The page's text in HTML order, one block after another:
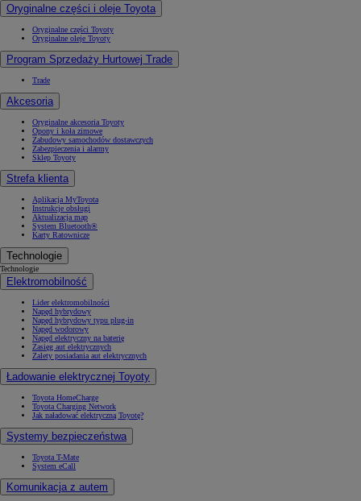
Oryginalne części i oleje Toyota
Oryginalne części Toyoty
Oryginalne oleje Toyoty
Program Sprzedaży Hurtowej Trade
Trade
Akcesoria
Oryginalne akcesoria Toyoty
Opony i koła zimowe
Zabudowy samochodów dostawczych
Zabezpieczenia i alarmy
Sklep Toyoty
Strefa klienta
Aplikacja MyToyota
Instrukcje obsługi
Aktualizacja map
System Bluetooth®
Karty Ratownicze
Technologie
Technologie
Elektromobilność
Lider elektromobilności
Napęd hybrydowy
Napęd hybrydowy typu plug-in
Napęd wodorowy
Napęd elektryczny na baterię
Zasięg aut elektrycznych
Zalety posiadania aut elektrycznych
Ładowanie elektrycznej Toyoty
Toyota HomeCharge
Toyota Charging Network
Jak naładować elektryczną Toyotę?
Systemy bezpieczeństwa
Toyota T-Mate
System eCall
Komunikacja z autem